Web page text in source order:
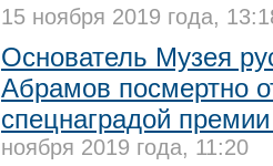
15 ноября 2019 года,
Основатель Музея
Абрамов посмертно
спецнаградой
ноября 2019 года, 11:20